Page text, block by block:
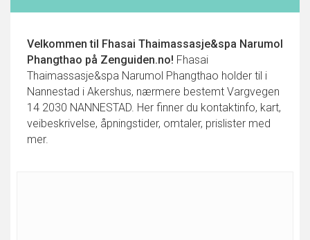
Velkommen til Fhasai Thaimassasje&spa Narumol
Phangthao på Zenguiden.no! Fhasai
Thaimassasje&spa Narumol Phangthao holder til i
Nannestad i Akershus, nærmere bestemt Vargvegen
14 2030 NANNESTAD. Her finner du kontaktinfo, kart,
veibeskrivelse, åpningstider, omtaler, prislister med
mer.